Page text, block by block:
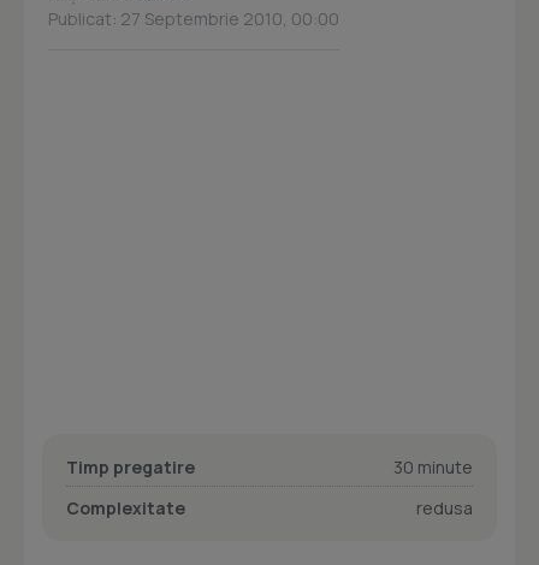
Publicat: 27 Septembrie 2010, 00:00
Timp pregatire
30 minute
Complexitate
redusa